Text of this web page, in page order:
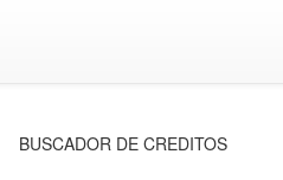
BUSCADOR DE CREDITOS